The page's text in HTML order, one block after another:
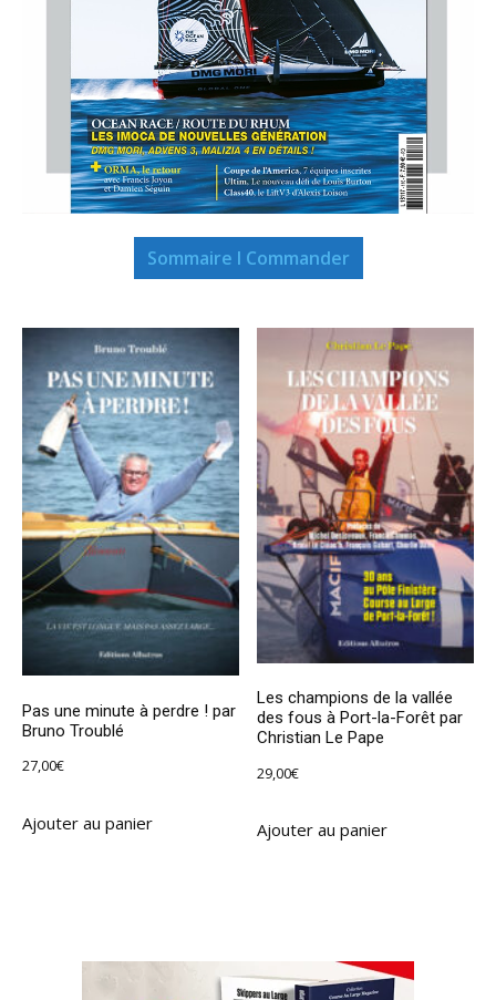
Sommaire I Commander
Pas une minute à perdre ! par
Bruno Troublé
27,00€
Ajouter au panier
Les champions de la vallée
des fous à Port-la-Forêt par
Christian Le Pape
29,00€
Ajouter au panier